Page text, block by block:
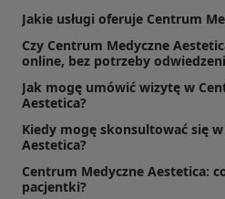
Jakie usługi oferuje Centrum
Czy Centrum Medyczne
online, bez potrzeby
Jak mogę umówić wizytę w
Aestetica?
Kiedy mogę skonsultować się
Aestetica?
Centrum Medyczne Aestetica:
pacjentki?